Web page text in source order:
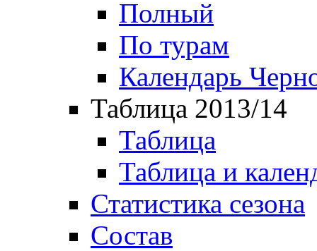
Полный
По турам
Календарь
Таблица 2013/14
Таблица
Таблица и
Статистика сезона
Состав